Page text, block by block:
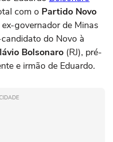
com o Partido Novo
governador de Minas
do Novo à
Bolsonaro (RJ), pré-
e irmão de Eduardo.